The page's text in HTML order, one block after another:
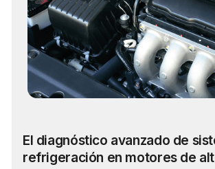
El diagnóstico avanzado de
refrigeración en motores de